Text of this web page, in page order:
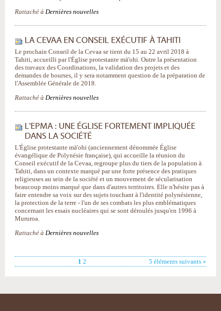
Rattaché à Dernières nouvelles
LA CEVAA EN CONSEIL EXÉCUTIF À TAHITI
Le prochain Conseil de la Cevaa se tient du 15 au 22 avril 2018 à
Tahiti, accueilli par l'Église protestante mā'ohi. Outre la présentation
des travaux des Coordinations, la validation des projets et des
demandes de bourses, il y sera notamment question de la préparation de
l'Assemblée Générale de 2018.
Rattaché à Dernières nouvelles
L'EPMA : UNE ÉGLISE FORTEMENT IMPLIQUÉE
DANS LA SOCIÉTÉ
L'Église protestante mā'ohi (anciennement dénommée Église
évangélique de Polynésie française), qui accueille la réunion du
Conseil exécutif de la Cevaa, regroupe plus du tiers de la population à
Tahiti, dans un contexte marqué par une forte présence des pratiques
religieuses au sein de la société et un mouvement de sécularisation
beaucoup moins marqué que dans d'autres territoires. Elle n'hésite pas à
faire entendre sa voix sur des sujets touchant à l'identité polynésienne,
la protection de la terre - l'un de ses combats les plus emblématiques
concernant les essais nucléaires qui se sont déroulés jusqu'en 1996 à
Mururoa.
Rattaché à Dernières nouvelles
5 éléments suivants »
1 2